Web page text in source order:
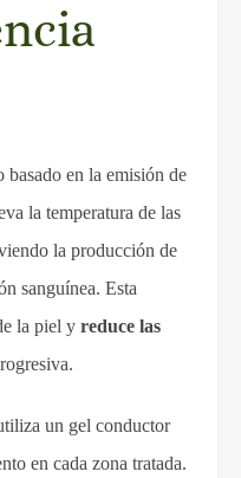
en la emisión de
la temperatura de las
la producción de
sanguínea. Esta
la piel y reduce las
un gel conductor
en cada zona tratada.